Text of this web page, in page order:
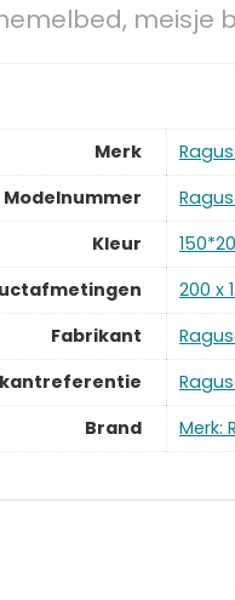
meisje
Merk
Modelnummer
Kleur
‎200 x
Fabrikant
Brand
Merk: